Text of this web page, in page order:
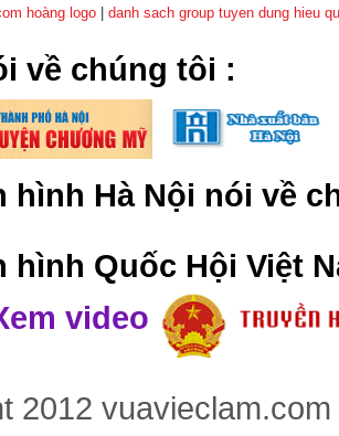
hoàng logo danh sach group tuyen dung hieu
về chúng tôi :
hình Hà Nội nói về
hình Quốc Hội Việt
video
2012 vuavieclam.com